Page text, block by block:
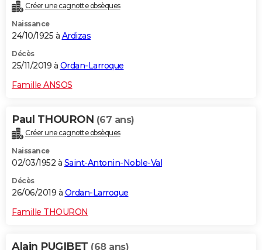
Créer une cagnotte obsèques
Naissance
24/10/1925 à Ardizas
Décès
25/11/2019 à Ordan-Larroque
Famille ANSOS
Paul THOURON (67 ans)
Créer une cagnotte obsèques
Naissance
02/03/1952 à Saint-Antonin-Noble-Val
Décès
26/06/2019 à Ordan-Larroque
Famille THOURON
Alain PUGIBET (68 ans)